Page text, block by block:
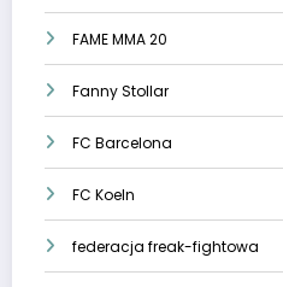
FAME MMA 20
Fanny Stollar
FC Barcelona
FC Koeln
federacja freak-fightowa